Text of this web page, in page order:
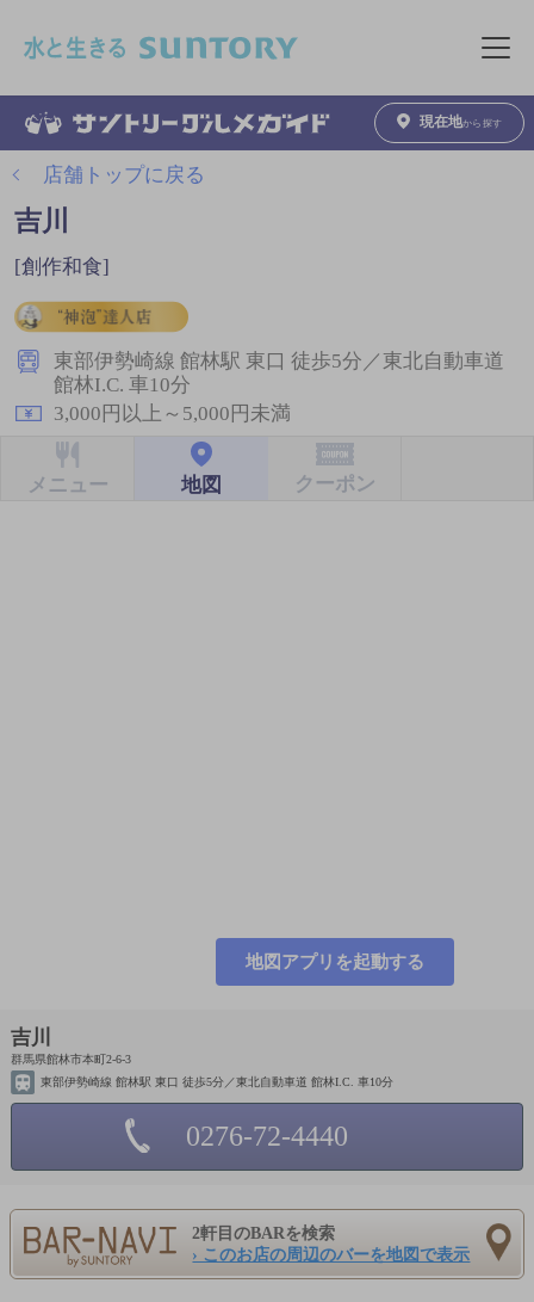
メニュ
現在地から探す
店舗トップに戻る
吉川
[創作和食]
東部伊勢崎線 館林駅 東口 徒歩5分／東北自動車道
館林I.C. 車10分
3,000円以上～5,000円未満
メニュー 地図 クーポン
地図アプリを起動する
吉川
群馬県館林市本町2-6-3
東部伊勢崎線 館林駅 東口 徒歩5分／東北自動車道 館林I.C. 車10分
0276-72-4440
2軒目のBARを検索
› このお店の周辺のバーを地図で表示